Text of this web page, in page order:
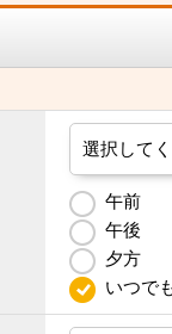
午前
午後
夕方
いつで